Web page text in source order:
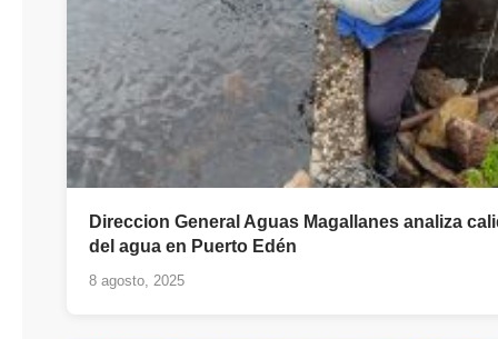
Direccion General Aguas Magallanes analiza
del agua en Puerto Edén
8 agosto, 2025